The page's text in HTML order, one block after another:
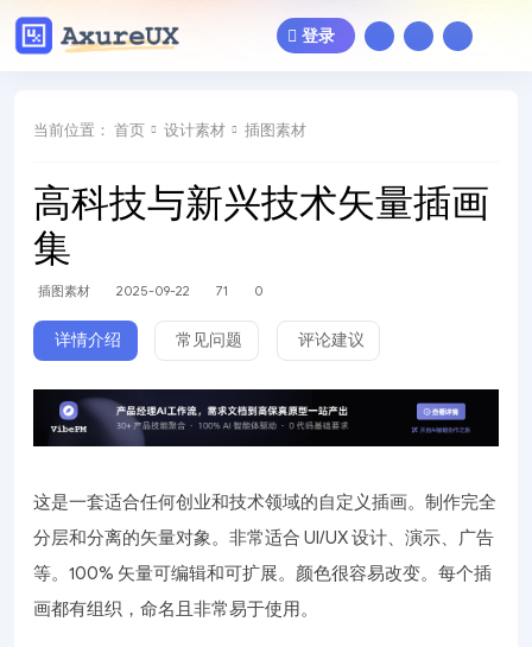
登录
当前位置： 首页 设计素材 插图素材
高科技与新兴技术矢量插画
集
插图素材 2025-09-22 71 0
详情介绍 常见问题 评论建议
这是一套适合任何创业和技术领域的自定义插画。制作完全
分层和分离的矢量对象。非常适合 UI/UX 设计、演示、广告
等。100% 矢量可编辑和可扩展。颜色很容易改变。每个插
画都有组织，命名且非常易于使用。